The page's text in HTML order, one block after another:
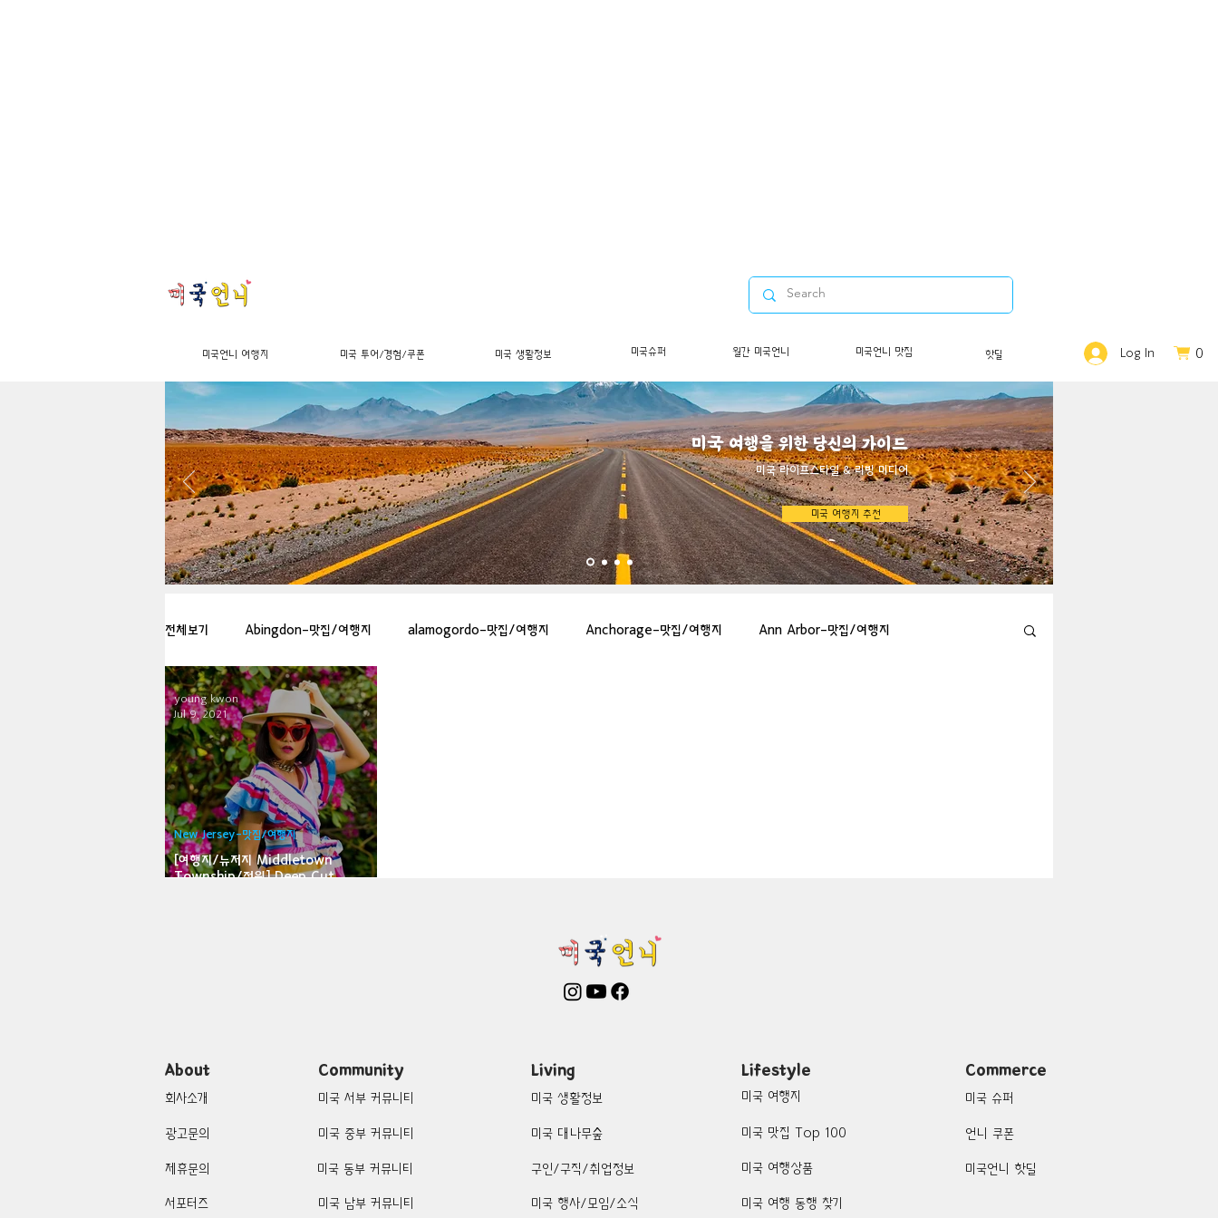
미국 여행을 위한 당신의 가이드
​미국 라이프스타일 & 리빙 미디어
미국 여행지 추천
전체보기 Abingdon-맛집/여행지 alamogordo-맛집/여행지 Anchorage-맛집/여행지 Ann Arbor-맛집/여행지
Arlington-맛집/여행지 Arlington-맛집/여행지
Badlands-맛집/여행지 Baltimore-맛집/여행지
Bloomfield-맛집/여행지 Bloomington-맛집/여행지
Cambridge-맛집/여행지
Cascade Locks-맛집/여행지 Centerport-맛집/여행지
[여행지/뉴저지 Middletown
Township/정원] Deep Cut
New Jersey-맛집/여행지
young kwon
Jul 9, 2021
미국언니 여행지 미국 투어/경험/쿠폰 미국 생활정보 미국슈퍼 월간 미국언니 미국언니 맛집 핫딜 Log In 0
About
회사소개
광고문의
제휴문의
서포터즈
Community
미국 서부 커뮤니티
미국 중부 커뮤니티
미국 동부 커뮤니티
미국 남부 커뮤니티
Living
미국 생활정보
미국 대나무숲
구인/구직/취업정보
미국 행사/모임/소식
Lifestyle
미국 여행지
미국 맛집 Top 100
미국 여행상품
미국 여행 동행 찾기
Commerce
미국 슈퍼
언니 쿠폰
미국언니 핫딜